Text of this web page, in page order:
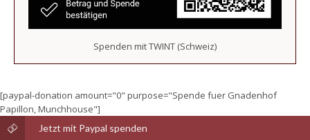
Spenden mit TWINT (Schweiz)
[paypal-donation amount="0" purpose="Spende fuer Gnadenhof
Papillon, Munchhouse"]
Jetzt mit Paypal spenden